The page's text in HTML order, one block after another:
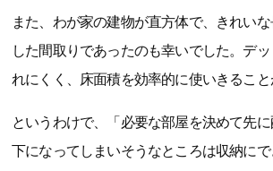
また、わが家の建物が直方体で、きれい
した間取りであったのも幸いでした。デ
れにくく、床面積を効率的に使いきること
というわけで、「必要な部屋を決めて先
下になってしまいそうなところは収納に